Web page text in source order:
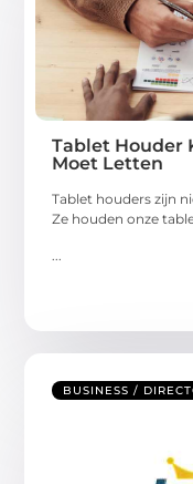
Tablet Houder
Moet Letten
Tablet houders zijn
Ze houden onze
BUSINESS /